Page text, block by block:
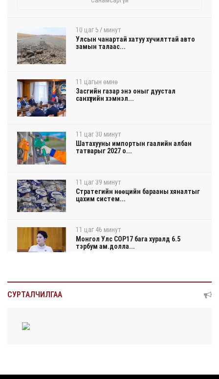
10 цаг 57 минут
Улсын чанартай хатуу хучилттай авто
замын талаас...
11 цагын өмнө
Засгийн газар энэ оныг дуустал
санхүүгийн хэмнэл...
11 цаг 30 минут
Шатахууны импортын гаалийн албан
татварыг 2027 о...
11 цаг 39 минут
Стратегийн нөөцийн барааны хяналтыг
цахим систем...
11 цаг 46 минут
Монгол Улс COP17 бага хуралд 6.5
тэрбум ам.долла...
11 цаг 50 минут
СУРТАЛЧИЛГАА